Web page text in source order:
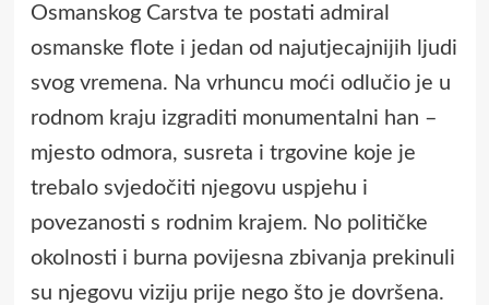
Osmanskog Carstva te postati admiral
osmanske flote i jedan od najutjecajnijih ljudi
svog vremena. Na vrhuncu moći odlučio je u
rodnom kraju izgraditi monumentalni han –
mjesto odmora, susreta i trgovine koje je
trebalo svjedočiti njegovu uspjehu i
povezanosti s rodnim krajem. No političke
okolnosti i burna povijesna zbivanja prekinuli
su njegovu viziju prije nego što je dovršena.